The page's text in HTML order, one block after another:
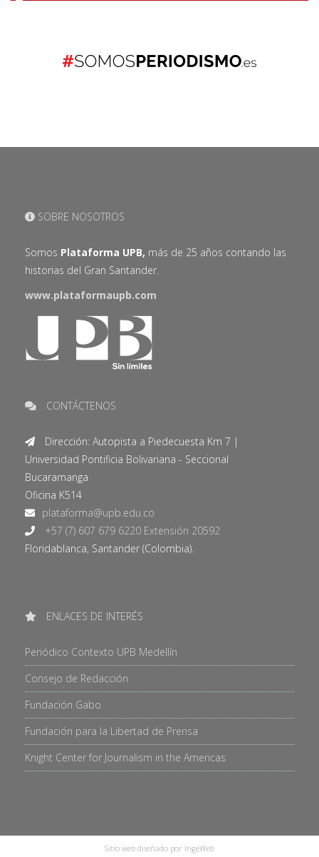
SOBRE NOSOTROS
Somos Plataforma UPB, más de 25 años contando las
historias del Gran Santander.
www.plataformaupb.com
CONTÁCTENOS
Dirección: Autopista a Piedecuesta Km 7 |
Universidad Pontificia Bolivariana - Seccional
Bucaramanga
Oficina K514
+57 (7) 607 679 6220 Extensión 20592
Floridablanca, Santander (Colombia).
ENLACES DE INTERÉS
Periódico Contexto UPB Medellín
Consejo de Redacción
Fundación Gabo
Fundación para la Libertad de Prensa
Knight Center for Journalism in the Americas
Sitio web diseñado por IngeWeb